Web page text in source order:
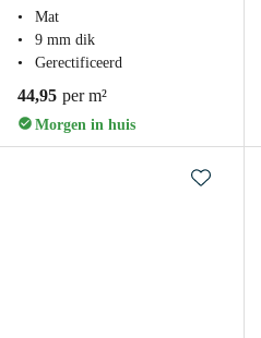
Mat
9 mm dik
Gerectificeerd
44,95 per m²
Morgen in huis